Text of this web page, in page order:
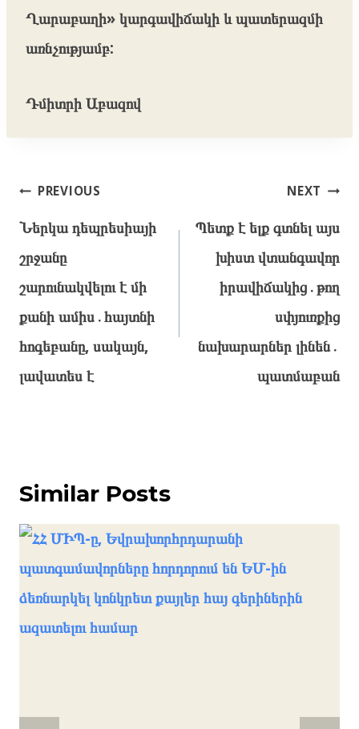
Ղարաբաղի» կարգավիճակի և պատերազմի
առնչությամբ:
Դմիտրի Աբազով
Post
PREVIOUS
Ներկա դեպրեսիայի
շրջանը
շարունակվելու է մի
քանի ամիս․հայտնի
հոգեբանը, սակայն,
լավատես է
NEXT
Պետք է ելք գտնել այս
խիստ վտանգավոր
իրավիճակից․թող
սփյուռքից
նախարարներ լինեն․
պատմաբան
Similar Posts